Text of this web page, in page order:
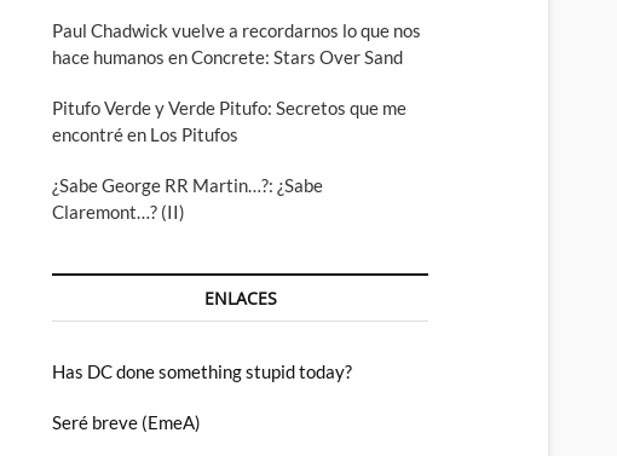
Paul Chadwick vuelve a recordarnos lo que nos
hace humanos en Concrete: Stars Over Sand
Pitufo Verde y Verde Pitufo: Secretos que me
encontré en Los Pitufos
¿Sabe George RR Martin…?: ¿Sabe
Claremont…? (II)
ENLACES
Has DC done something stupid today?
Seré breve (EmeA)